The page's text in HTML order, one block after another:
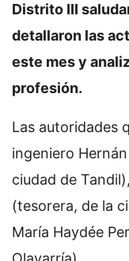
Distrito III
detallaron las
este mes y
profesión.
Las autoridades
ingeniero
ciudad de
(tesorera, de la
María Haydée